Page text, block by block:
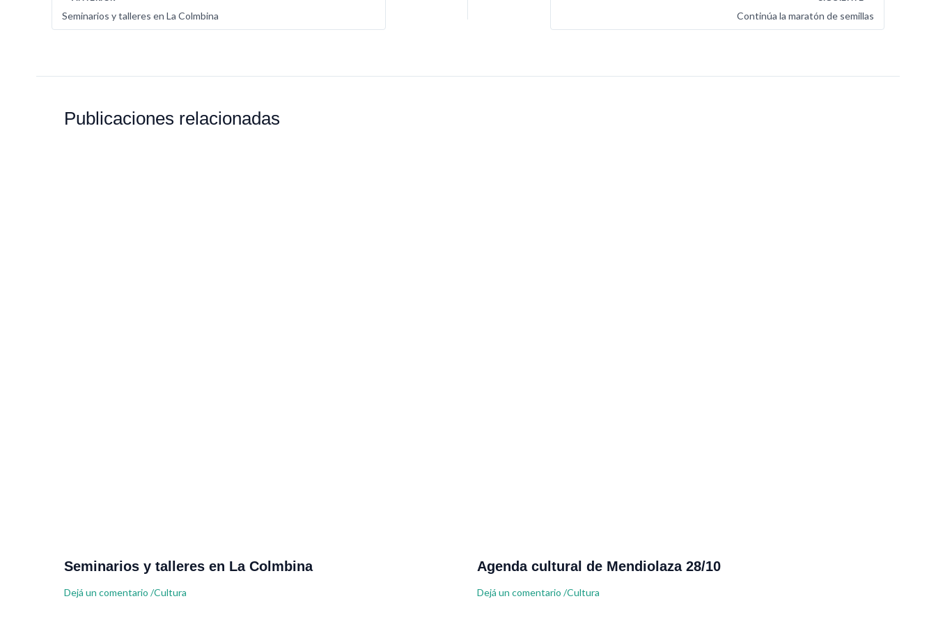
Seminarios y talleres en La Colmbina Continúa la maratón de semillas
Publicaciones relacionadas
Seminarios y talleres en La Colmbina
Dejá un comentario /Cultura
Agenda cultural de Mendiolaza 28/10
Dejá un comentario /Cultura